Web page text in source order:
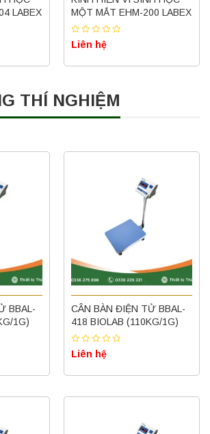
LABEX
MỘT MẮT EHM-200 LABEX
Liên hệ
THÍ NGHIỆM
BBAL-
1G)
CÂN BÀN ĐIỆN TỬ BBAL-
418 BIOLAB (110KG/1G)
Liên hệ